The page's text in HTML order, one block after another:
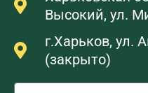
Высокий, ул.
г.Харьков, ул.
(закрыто)